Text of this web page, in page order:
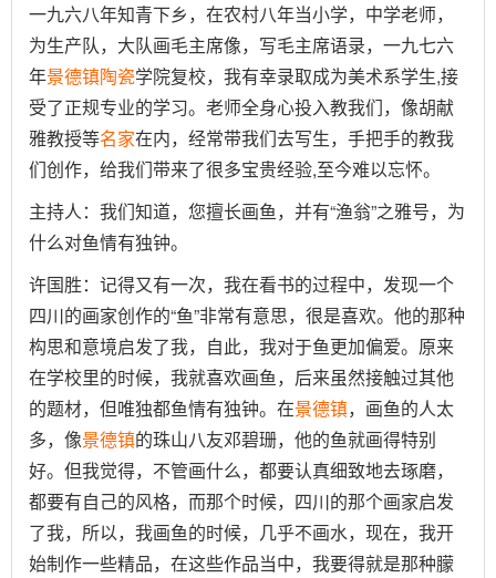
一九六八年知青下乡，在农村八年当小学，中学老师，
为生产队，大队画毛主席像，写毛主席语录，一九七六
年景德镇陶瓷学院复校，我有幸录取成为美术系学生,接
受了正规专业的学习。老师全身心投入教我们，像胡献
雅教授等名家在内，经常带我们去写生，手把手的教我
们创作，给我们带来了很多宝贵经验,至今难以忘怀。
主持人：我们知道，您擅长画鱼，并有“渔翁”之雅号，为
什么对鱼情有独钟。
许国胜：记得又有一次，我在看书的过程中，发现一个
四川的画家创作的“鱼”非常有意思，很是喜欢。他的那种
构思和意境启发了我，自此，我对于鱼更加偏爱。原来
在学校里的时候，我就喜欢画鱼，后来虽然接触过其他
的题材，但唯独都鱼情有独钟。在景德镇，画鱼的人太
多，像景德镇的珠山八友邓碧珊，他的鱼就画得特别
好。但我觉得，不管画什么，都要认真细致地去琢磨，
都要有自己的风格，而那个时候，四川的那个画家启发
了我，所以，我画鱼的时候，几乎不画水，现在，我开
始制作一些精品，在这些作品当中，我要得就是那种朦